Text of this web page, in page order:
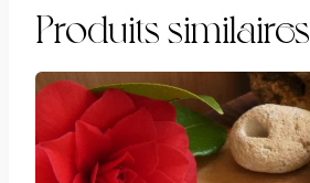
Produits similaires